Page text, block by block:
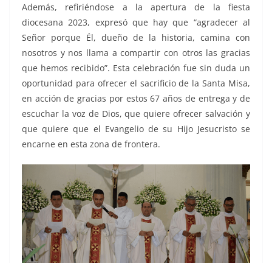
Además, refiriéndose a la apertura de la fiesta
diocesana 2023, expresó que hay que “agradecer al
Señor porque Él, dueño de la historia, camina con
nosotros y nos llama a compartir con otros las gracias
que hemos recibido”. Esta celebración fue sin duda un
oportunidad para ofrecer el sacrificio de la Santa Misa,
en acción de gracias por estos 67 años de entrega y de
escuchar la voz de Dios, que quiere ofrecer salvación y
que quiere que el Evangelio de su Hijo Jesucristo se
encarne en esta zona de frontera.